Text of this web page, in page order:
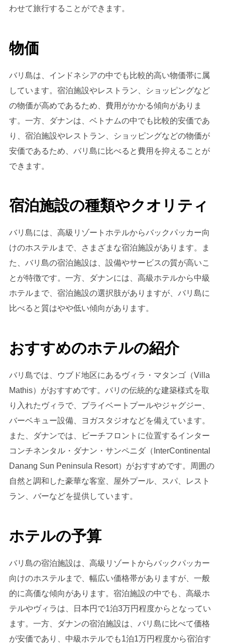
わせて旅行することができます。
物価
バリ島は、インドネシアの中でも比較的高い物価帯に属
しています。宿泊施設やレストラン、ショッピングなど
の物価が高めであるため、費用がかかる傾向がありま
す。一方、ダナンは、ベトナムの中でも比較的安価であ
り、宿泊施設やレストラン、ショッピングなどの物価が
安価であるため、バリ島に比べると費用を抑えることが
できます。
宿泊施設の種類やクオリティ
バリ島には、高級リゾートホテルからバックパッカー向
けのホステルまで、さまざまな宿泊施設があります。ま
た、バリ島の宿泊施設は、設備やサービスの質が高いこ
とが特徴です。一方、ダナンには、高級ホテルから中級
ホテルまで、宿泊施設の選択肢がありますが、バリ島に
比べると質はやや低い傾向があります。
おすすめのホテルの紹介
バリ島では、ウブド地区にあるヴィラ・マタンゴ（Villa
Mathis）がおすすめです。バリの伝統的な建築様式を取
り入れたヴィラで、プライベートプールやジャグジー、
バーベキュー設備、ヨガスタジオなどを備えています。
また、ダナンでは、ビーチフロントに位置するインター
コンチネンタル・ダナン・サンペニダ（InterContinental
Danang Sun Peninsula Resort）がおすすめです。周囲の
自然と調和した豪華な客室、屋外プール、スパ、レスト
ラン、バーなどを提供しています。
ホテルの予算
バリ島の宿泊施設は、高級リゾートからバックパッカー
向けのホステルまで、幅広い価格帯がありますが、一般
的に高価な傾向があります。宿泊施設の中でも、高級ホ
テルやヴィラは、日本円で1泊3万円程度からとなってい
ます。一方、ダナンの宿泊施設は、バリ島に比べて価格
が安価であり、中級ホテルでも1泊1万円程度から宿泊す